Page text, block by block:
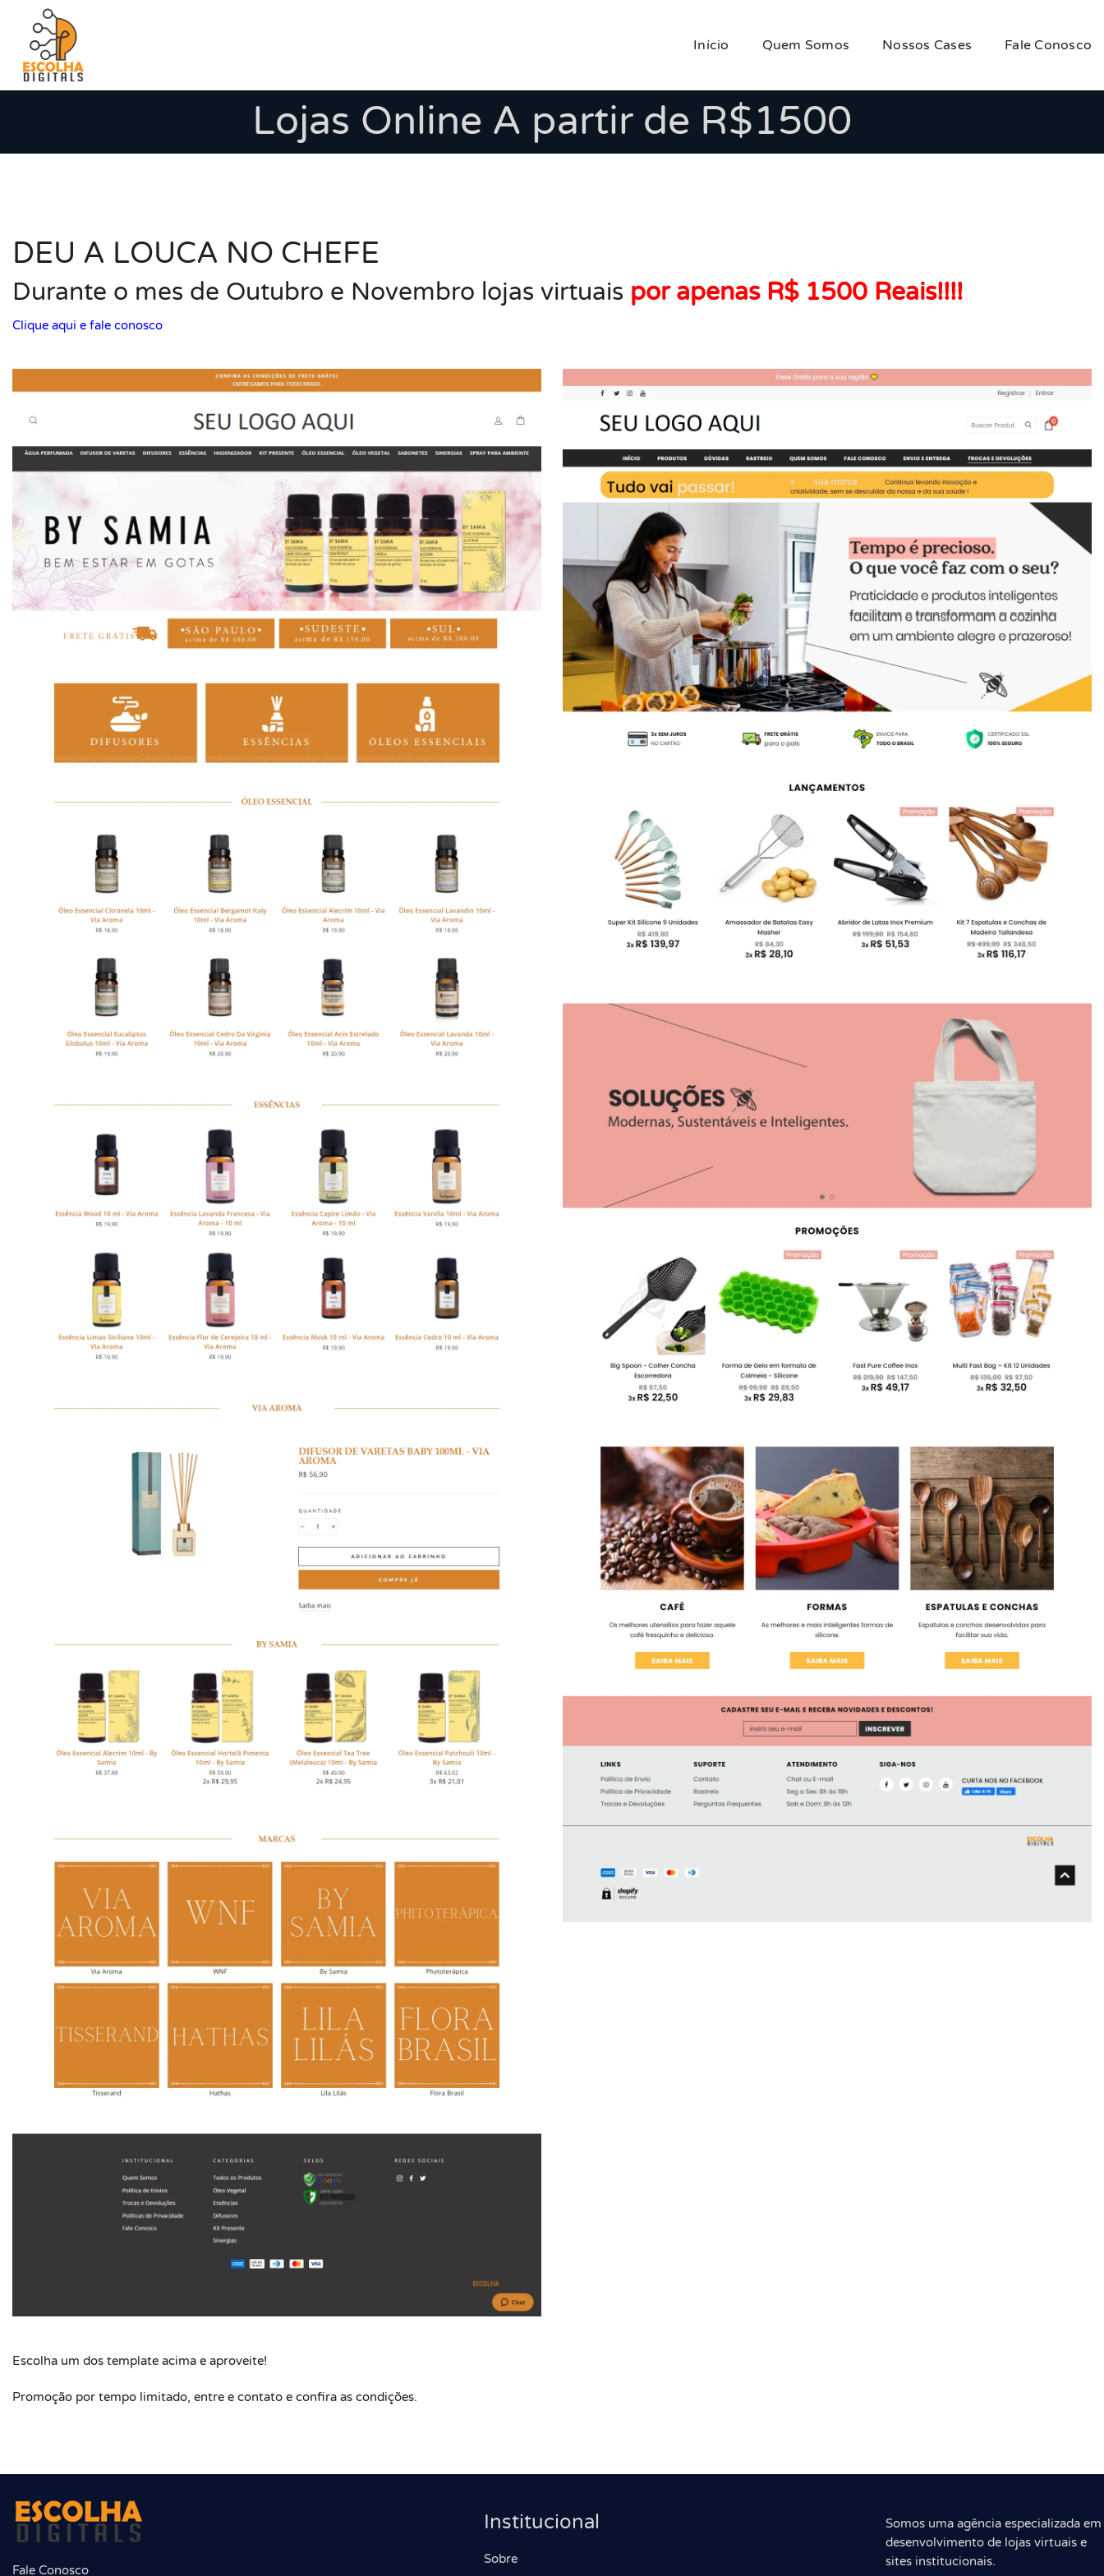
Início Quem Somos Nossos Cases Fale Conosco
Lojas Online A partir de R$1500
DEU A LOUCA NO CHEFE
Durante o mes de Outubro e Novembro lojas virtuais por apenas R$ 1500 Reais!!!!
Clique aqui e fale conosco
Escolha um dos template acima e aproveite!
Promoção por tempo limitado, entre e contato e confira as condições.
Fale Conosco
Institucional
Sobre
Somos uma agência especializada em
desenvolvimento de lojas virtuais e
sites institucionais.